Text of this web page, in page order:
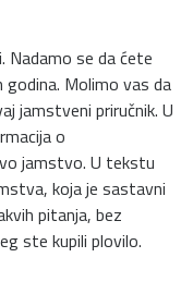
Nadamo se da ćete
Molimo vas da
jamstveni priručnik. U
o
jamstvo. U tekstu
koja je sastavni
pitanja, bez
ste kupili plovilo.